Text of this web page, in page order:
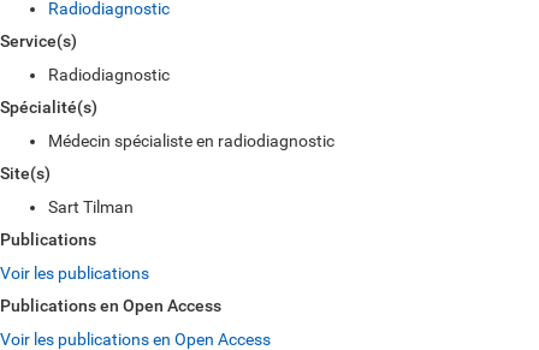
Radiodiagnostic
Service(s)
Radiodiagnostic
Spécialité(s)
Médecin spécialiste en radiodiagnostic
Site(s)
Sart Tilman
Publications
Voir les publications
Publications en Open Access
Voir les publications en Open Access